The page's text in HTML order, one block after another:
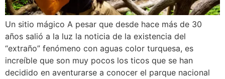
Un sitio mágico A pesar que desde hace más de 30
años salió a la luz la noticia de la existencia del
“extraño” fenómeno con aguas color turquesa, es
increíble que son muy pocos los ticos que se han
decidido en aventurarse a conocer el parque nacional